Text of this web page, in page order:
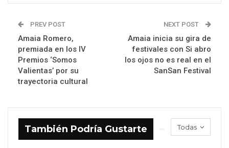
PREV POST
Amaia Romero,
premiada en los IV
Premios ‘Somos
Valientas’ por su
trayectoria cultural
NEXT POST
Amaia inicia su gira de
festivales con Si abro
los ojos no es real en el
SanSan Festival
Todas
También Podría Gustarte